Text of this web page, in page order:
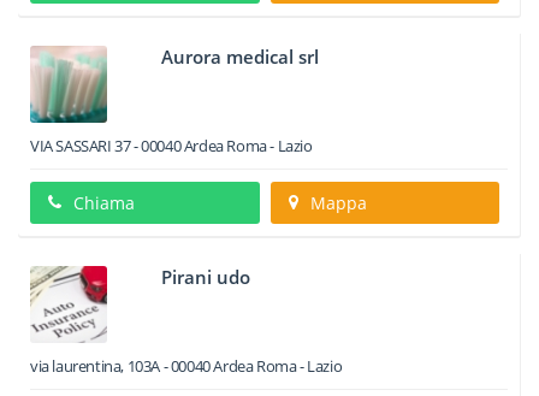
Aurora medical srl
VIA SASSARI 37-00040ArdeaRoma - Lazio
Chiama Mappa
Pirani udo
via laurentina, 103A-00040ArdeaRoma -Lazio